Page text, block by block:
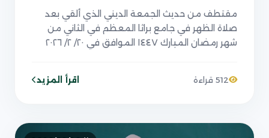
مقتطف من حديث الجمعة الديني الذي ألقي بعد
صلاة الظهر في جامع براثا المعظم في الثاني من
شهر رمضان المبارك ١٤٤٧ الموافق في ٢٠/ ٢/ ٢٠٢٦
512 قراءة اقرأ المزيد